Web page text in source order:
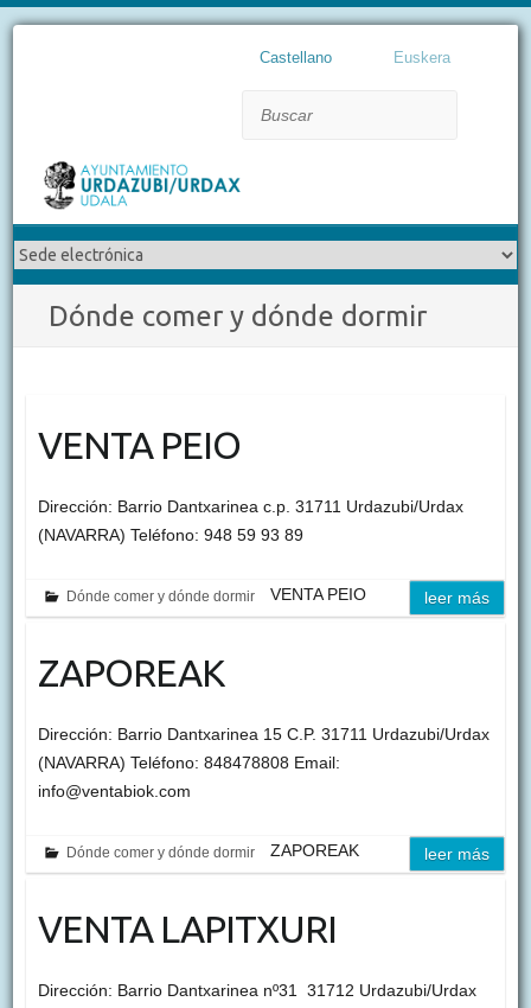
Castellano Euskera
Dónde comer y dónde dormir
VENTA PEIO
Dirección: Barrio Dantxarinea c.p. 31711 Urdazubi/Urdax
(NAVARRA) Teléfono: 948 59 93 89
Dónde comer y dónde dormir VENTA PEIO leer más
ZAPOREAK
Dirección: Barrio Dantxarinea 15 C.P. 31711 Urdazubi/Urdax
(NAVARRA) Teléfono: 848478808 Email:
info@ventabiok.com
Dónde comer y dónde dormir ZAPOREAK leer más
VENTA LAPITXURI
Dirección: Barrio Dantxarinea nº31 31712 Urdazubi/Urdax